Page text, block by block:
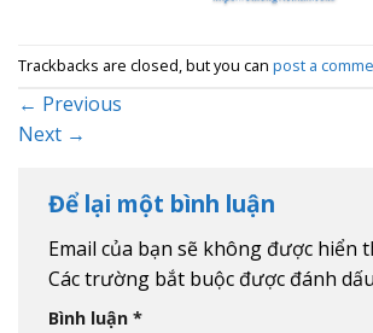
Trackbacks are closed, but you can post a
← Previous
Next →
Để lại một bình luận
Email của bạn sẽ không được hiển
Các trường bắt buộc được đánh dấu
Bình luận *